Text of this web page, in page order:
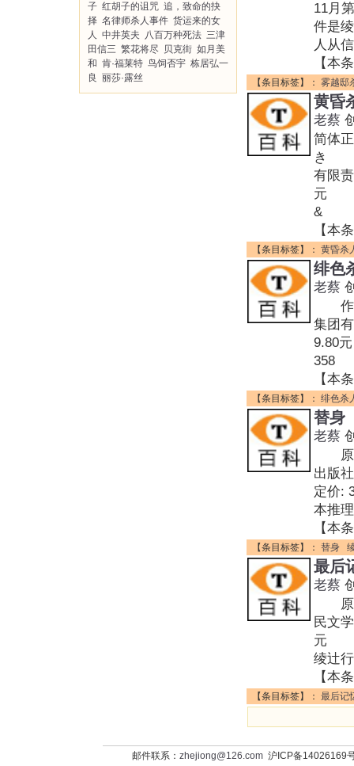
子 红胡子的诅咒 追，致命的抉
择 名律师杀人事件 货运来的女
人 中井英夫 八百万种死法 三津
田信三 繁花将尽 贝克街 如月美
和 肯·福莱特 鸟饲否宇 栋居弘一
良 丽莎·露丝
11月
件是
人从
【本
【条目标签】： 雾越邸
黄昏
老蔡
简体
き
有限
元
&
【本
【条目标签】： 黄昏杀
绯色
老蔡
作
集团
9.80
358
【本
【条目标签】： 绯色杀
替身
老蔡
原
出版
定价
本推
【本
【条目标签】： 替身
最后
老蔡
原
民文
元
绫辻
【本
【条目标签】： 最后记
邮件联系： zhejiong@126.com沪ICP备14026169